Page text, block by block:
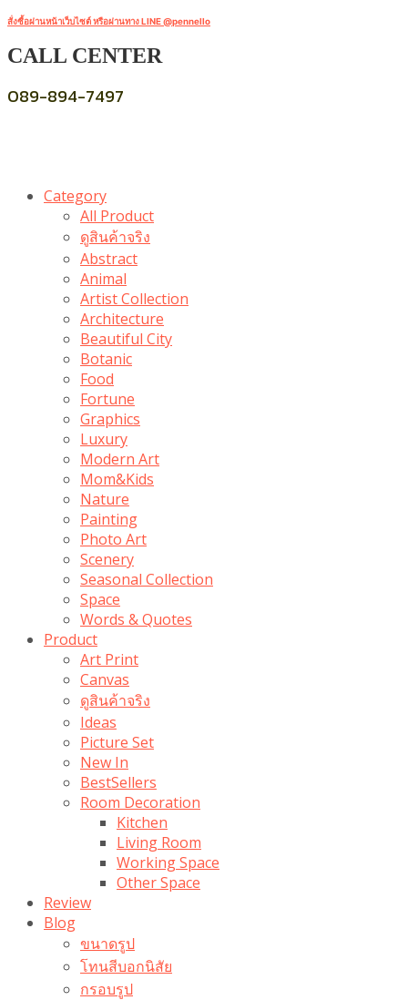
สั่งซื้อผ่านหน้าเว็บไซต์ หรือผ่านทาง LINE @pennello
CALL CENTER
089-894-7497
Category
All Product
ดูสินค้าจริง
Abstract
Animal
Artist Collection
Architecture
Beautiful City
Botanic
Food
Fortune
Graphics
Luxury
Modern Art
Mom&Kids
Nature
Painting
Photo Art
Scenery
Seasonal Collection
Space
Words & Quotes
Product
Art Print
Canvas
ดูสินค้าจริง
Ideas
Picture Set
New In
BestSellers
Room Decoration
Kitchen
Living Room
Working Space
Other Space
Review
Blog
ขนาดรูป
โทนสีบอกนิสัย
กรอบรูป